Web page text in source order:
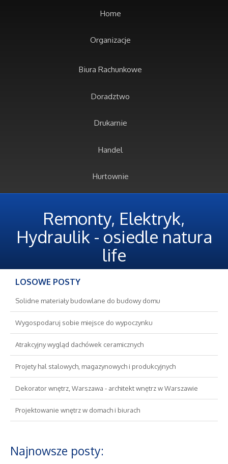
Home
Organizacje
Biura Rachunkowe
Doradztwo
Drukarnie
Handel
Hurtownie
Oferty Pracy
Ubezpieczenia
Banki, Przelewy, Waluty, Kantory
Wykończenia
Projektowanie
Remonty, Elektryk, Hydraulik
Materiały Budowlane
Nieruchomości
Remonty, Elektryk,
Hydraulik - osiedle natura
life
LOSOWE POSTY
Solidne materiały budowlane do budowy domu
Wygospodaruj sobie miejsce do wypoczynku
Atrakcyjny wygląd dachówek ceramicznych
Projety hal stalowych, magazynowych i produkcyjnych
Dekorator wnętrz, Warszawa - architekt wnętrz w Warszawie
Projektowanie wnętrz w domach i biurach
Najnowsze posty: